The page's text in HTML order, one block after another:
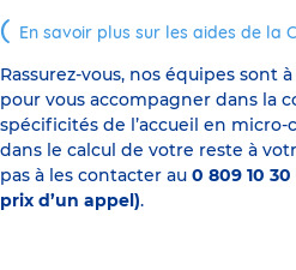
En savoir plus sur les aides de la
Rassurez-vous, nos équipes sont
pour vous accompagner dans la
spécificités de l’accueil en
dans le calcul de votre reste à
pas à les contacter au 0 809 10
prix d’un appel).